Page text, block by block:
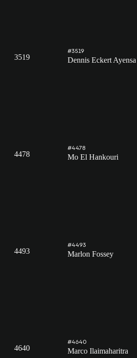
3519
#3519
Dennis Eckert Ayensa
4478
#4478
Mo El Hankouri
4493
#4493
Marlon Fossey
4640
#4640
Marco Ilaimaharitra